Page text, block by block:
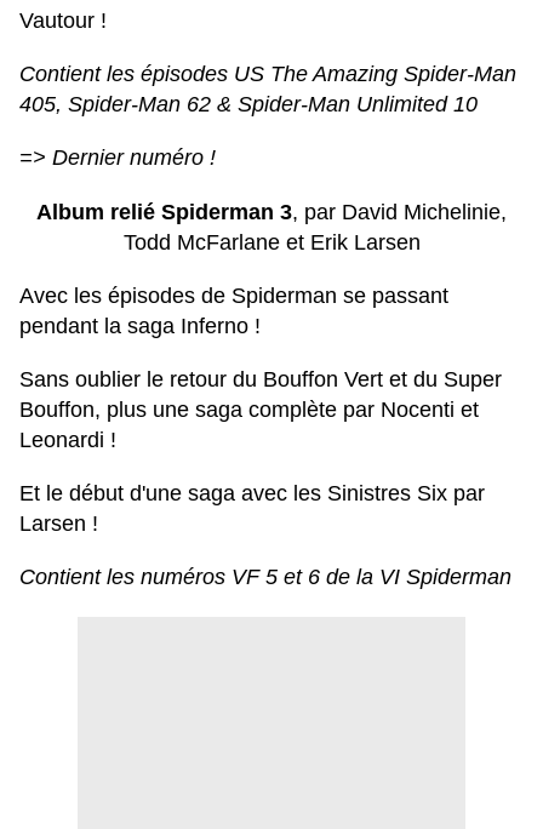
Vautour !
Contient les épisodes US The Amazing Spider-Man
405, Spider-Man 62 & Spider-Man Unlimited 10
=> Dernier numéro !
Album relié Spiderman 3, par David Michelinie,
Todd McFarlane et Erik Larsen
Avec les épisodes de Spiderman se passant
pendant la saga Inferno !
Sans oublier le retour du Bouffon Vert et du Super
Bouffon, plus une saga complète par Nocenti et
Leonardi !
Et le début d'une saga avec les Sinistres Six par
Larsen !
Contient les numéros VF 5 et 6 de la VI Spiderman